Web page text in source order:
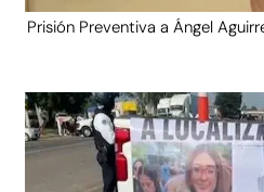
Prisión Preventiva a Ángel